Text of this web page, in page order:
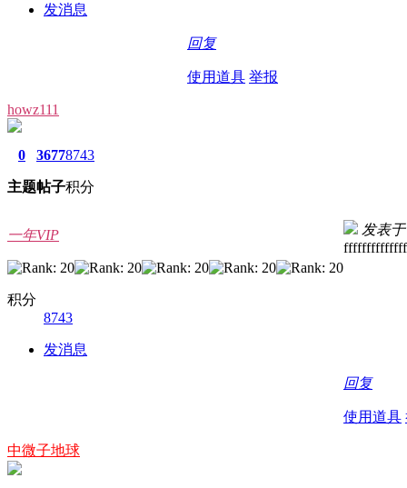
发消息
回复
使用道具 举报
howz111
0
主题
3677
帖子
8743
积分
一年VIP
积分
8743
发消息
发表于
回复
使用道具
中微子地球